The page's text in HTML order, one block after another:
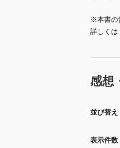
※本書の
詳しくは
感想
並び替え
表示件数